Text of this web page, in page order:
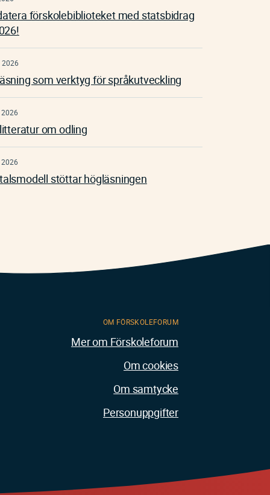
förskolebiblioteket med statsbidrag
som verktyg för språkutveckling
om odling
stöttar högläsningen
OM FÖRSKOLEFORUM
Mer om Förskoleforum
Om cookies
Om samtycke
Personuppgifter